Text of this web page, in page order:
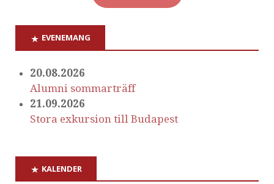
EVENEMANG
20.08.2026
Alumni sommarträff
21.09.2026
Stora exkursion till Budapest
KALENDER